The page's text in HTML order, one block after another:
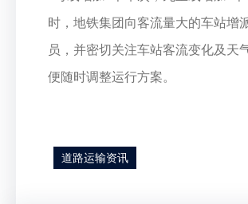
时，地铁集团向客流量大的车站增
员，并密切关注车站客流变化及天
便随时调整运行方案。
道路运输资讯